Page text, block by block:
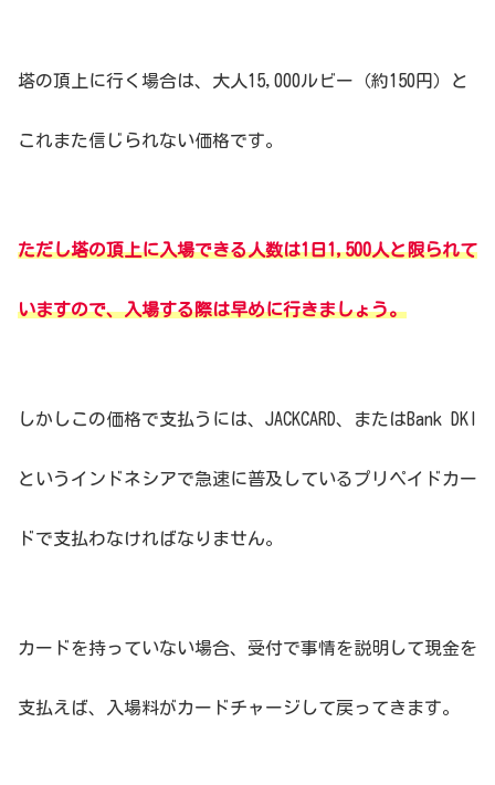
塔の頂上に行く場合は、大人15,000ルビー（約150円）と
これまた信じられない価格です。
ただし塔の頂上に入場できる人数は1日1,500人と限られて
いますので、入場する際は早めに行きましょう。
しかしこの価格で支払うには、JACKCARD、またはBank DKI
というインドネシアで急速に普及しているプリペイドカー
ドで支払わなければなりません。
カードを持っていない場合、受付で事情を説明して現金を
支払えば、入場料がカードチャージして戻ってきます。